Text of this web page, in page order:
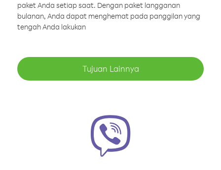
paket Anda setiap saat. Dengan paket langganan
bulanan, Anda dapat menghemat pada panggilan yang
tengah Anda lakukan
Tujuan Lainnya